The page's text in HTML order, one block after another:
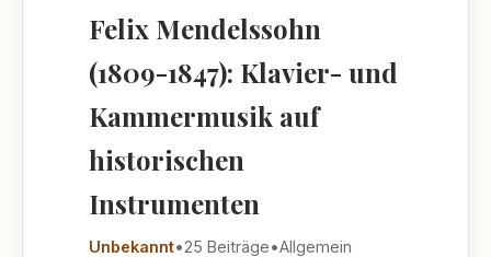
Felix Mendelssohn
(1809-1847): Klavier- und
Kammermusik auf
historischen
Instrumenten
Unbekannt•25 Beiträge•Allgemein